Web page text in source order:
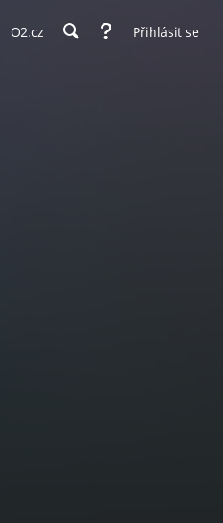
O2.cz Přihlásit se